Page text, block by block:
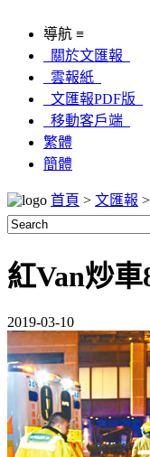
導航 ≡
關於文匯報
雲報紙
文匯報PDF版
移動客戶端
繁體
簡體
首頁 > 文匯報
紅Van炒
2019-03-10